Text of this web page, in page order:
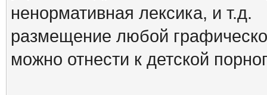
ненормативная лексика, и т.д.
размещение любой
можно отнести к детской